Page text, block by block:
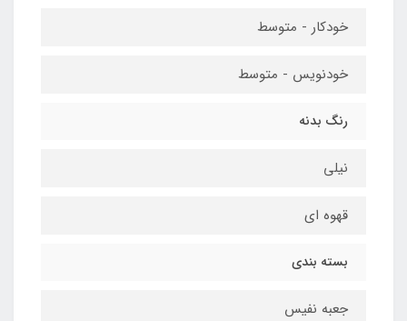
خودکار - متوسط
خودنویس - متوسط
رنگ بدنه
نیلی
قهوه ای
بسته بندی
جعبه نفیس